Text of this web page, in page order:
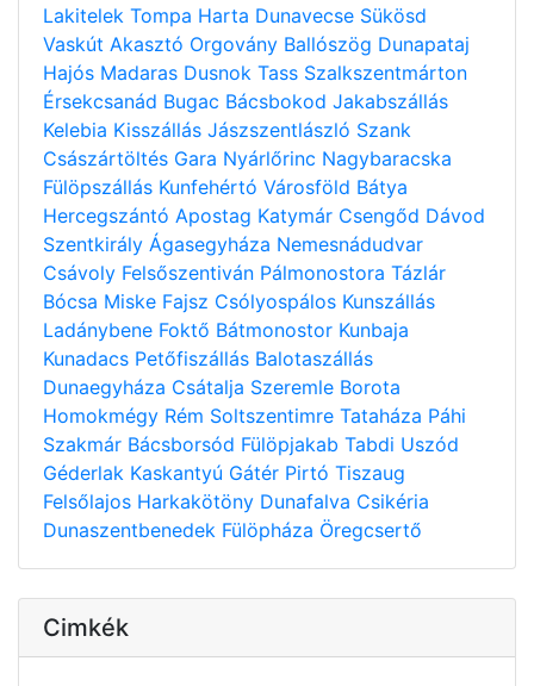
Lakitelek Tompa Harta Dunavecse Sükösd
Vaskút Akasztó Orgovány Ballószög Dunapataj
Hajós Madaras Dusnok Tass Szalkszentmárton
Érsekcsanád Bugac Bácsbokod Jakabszállás
Kelebia Kisszállás Jászszentlászló Szank
Császártöltés Gara Nyárlőrinc Nagybaracska
Fülöpszállás Kunfehértó Városföld Bátya
Hercegszántó Apostag Katymár Csengőd Dávod
Szentkirály Ágasegyháza Nemesnádudvar
Csávoly Felsőszentiván Pálmonostora Tázlár
Bócsa Miske Fajsz Csólyospálos Kunszállás
Ladánybene Foktő Bátmonostor Kunbaja
Kunadacs Petőfiszállás Balotaszállás
Dunaegyháza Csátalja Szeremle Borota
Homokmégy Rém Soltszentimre Tataháza Páhi
Szakmár Bácsborsód Fülöpjakab Tabdi Uszód
Géderlak Kaskantyú Gátér Pirtó Tiszaug
Felsőlajos Harkakötöny Dunafalva Csikéria
Dunaszentbenedek Fülöpháza Öregcsertő
Cimkék